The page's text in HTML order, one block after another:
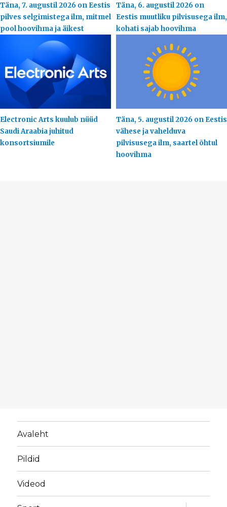
Täna, 7. augustil 2026 on Eestis
pilves selgimistega ilm, mitmel
pool hoovihma ja äikest
Täna, 6. augustil 2026 on
Eestis muutliku pilvisusega ilm,
kohati sajab hoovihma
Electronic Arts kuulub nüüd
Saudi Araabia juhitud
konsortsiumile
Täna, 5. augustil 2026 on Eestis
vähese ja vahelduva
pilvisusega ilm, saartel õhtul
hoovihma
Avaleht
Pildid
Videod